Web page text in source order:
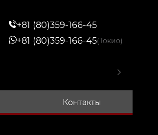
+81 (80)359-166-45
+81 (80)359-166-45(Токио)
Контакты